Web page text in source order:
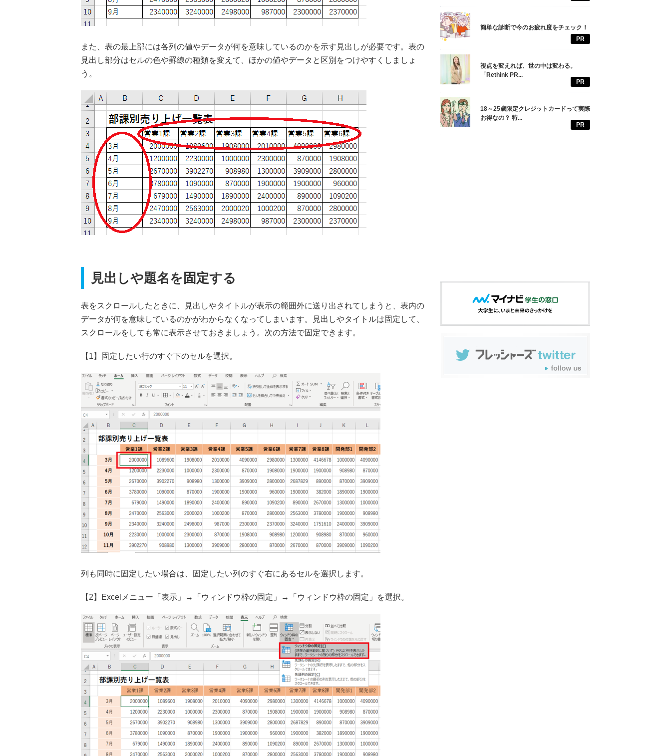
また、表の最上部には各列の値やデータが何を意味しているのかを示す見出しが必要です。表の
見出し部分はセルの色や罫線の種類を変えて、ほかの値やデータと区別をつけやすくしましょ
う。
見出しや題名を固定する
表をスクロールしたときに、見出しやタイトルが表示の範囲外に送り出されてしまうと、表内の
データが何を意味しているのかがわからなくなってしまいます。見出しやタイトルは固定して、
スクロールをしても常に表示させておきましょう。次の方法で固定できます。
【1】固定したい行のすぐ下のセルを選択。
列も同時に固定したい場合は、固定したい列のすぐ右にあるセルを選択します。
【2】Excelメニュー「表示」→「ウィンドウ枠の固定」→「ウィンドウ枠の固定」を選択。
簡単な診断で今のお疲れ度をチェック！
PR
視点を変えれば、世の中は変わる。
「Rethink PR...
PR
18～25歳限定クレジットカードって実際
お得なの？ 特...
PR